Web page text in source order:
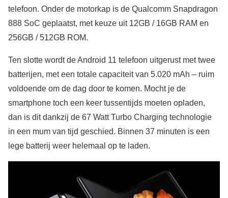
telefoon. Onder de motorkap is de Qualcomm Snapdragon
888 SoC geplaatst, met keuze uit 12GB / 16GB RAM en
256GB / 512GB ROM.
Ten slotte wordt de Android 11 telefoon uitgerust met twee
batterijen, met een totale capaciteit van 5.020 mAh – ruim
voldoende om de dag door te komen. Mocht je de
smartphone toch een keer tussentijds moeten opladen,
dan is dit dankzij de 67 Watt Turbo Charging technologie
in een mum van tijd geschied. Binnen 37 minuten is een
lege batterij weer helemaal op te laden.